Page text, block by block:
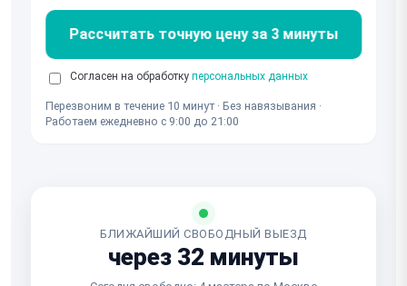
Рассчитать точную цену за 3 минуты
Согласен на обработку персональных данных
Перезвоним в течение 10 минут · Без навязывания ·
Работаем ежедневно с 9:00 до 21:00
БЛИЖАЙШИЙ СВОБОДНЫЙ ВЫЕЗД
через 32 минуты